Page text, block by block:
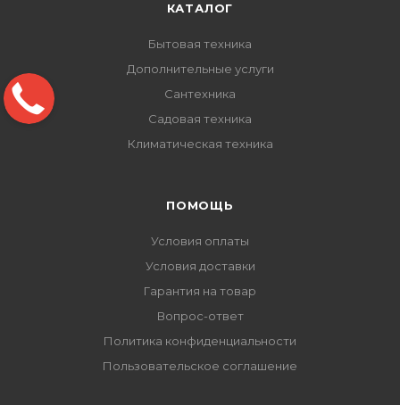
КАТАЛОГ
Бытовая техника
Дополнительные услуги
Сантехника
Садовая техника
Климатическая техника
ПОМОЩЬ
Условия оплаты
Условия доставки
Гарантия на товар
Вопрос-ответ
Политика конфиденциальности
Пользовательское соглашение